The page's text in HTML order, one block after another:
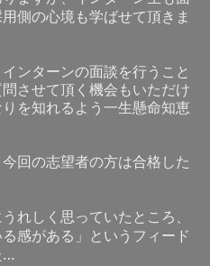
側の心境も学ばせて頂きま
ンターンの面談を行うこと
させて頂く機会もいただけ
を知れるよう一生懸命知恵
回の志望者の方は合格した
れしく思っていたところ、
感がある」というフィード
…